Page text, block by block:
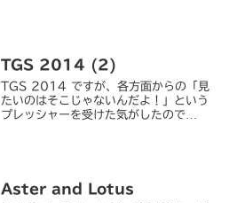
TGS 2014 (2)
TGS 2014 ですが、各方面からの「見
たいのはそこじゃないんだよ！」という
プレッシャーを受けた気がしたので
Aster and Lotus